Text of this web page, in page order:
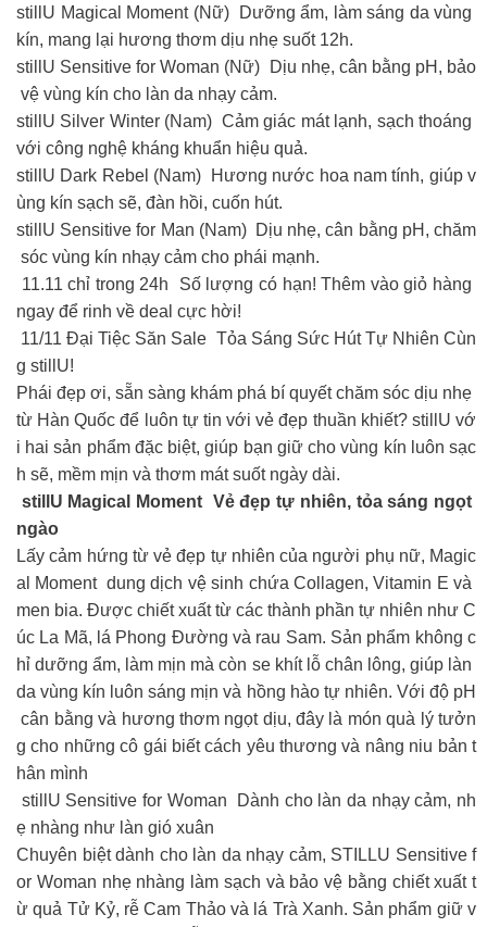
stillU Magical Moment (Nữ) Dưỡng ẩm, làm sáng da vùng
kín, mang lại hương thơm dịu nhẹ suốt 12h.
stillU Sensitive for Woman (Nữ) Dịu nhẹ, cân bằng pH, bảo
vệ vùng kín cho làn da nhạy cảm.
stillU Silver Winter (Nam) Cảm giác mát lạnh, sạch thoáng
với công nghệ kháng khuẩn hiệu quả.
stillU Dark Rebel (Nam) Hương nước hoa nam tính, giúp v
ùng kín sạch sẽ, đàn hồi, cuốn hút.
stillU Sensitive for Man (Nam) Dịu nhẹ, cân bằng pH, chăm
sóc vùng kín nhạy cảm cho phái mạnh.
11.11 chỉ trong 24h Số lượng có hạn! Thêm vào giỏ hàng
ngay để rinh về deal cực hời!
11/11 Đại Tiệc Săn Sale Tỏa Sáng Sức Hút Tự Nhiên Cùn
g stillU!
Phái đẹp ơi, sẵn sàng khám phá bí quyết chăm sóc dịu nhẹ
từ Hàn Quốc để luôn tự tin với vẻ đẹp thuần khiết? stillU vớ
i hai sản phẩm đặc biệt, giúp bạn giữ cho vùng kín luôn sạc
h sẽ, mềm mịn và thơm mát suốt ngày dài.
stillU Magical Moment Vẻ đẹp tự nhiên, tỏa sáng ngọt
ngào
Lấy cảm hứng từ vẻ đẹp tự nhiên của người phụ nữ, Magic
al Moment dung dịch vệ sinh chứa Collagen, Vitamin E và
men bia. Được chiết xuất từ các thành phần tự nhiên như C
úc La Mã, lá Phong Đường và rau Sam. Sản phẩm không c
hỉ dưỡng ẩm, làm mịn mà còn se khít lỗ chân lông, giúp làn
da vùng kín luôn sáng mịn và hồng hào tự nhiên. Với độ pH
cân bằng và hương thơm ngọt dịu, đây là món quà lý tưởn
g cho những cô gái biết cách yêu thương và nâng niu bản t
hân mình
stillU Sensitive for Woman Dành cho làn da nhạy cảm, nh
ẹ nhàng như làn gió xuân
Chuyên biệt dành cho làn da nhạy cảm, STILLU Sensitive f
or Woman nhẹ nhàng làm sạch và bảo vệ bằng chiết xuất t
ừ quả Tử Kỷ, rễ Cam Thảo và lá Trà Xanh. Sản phẩm giữ v